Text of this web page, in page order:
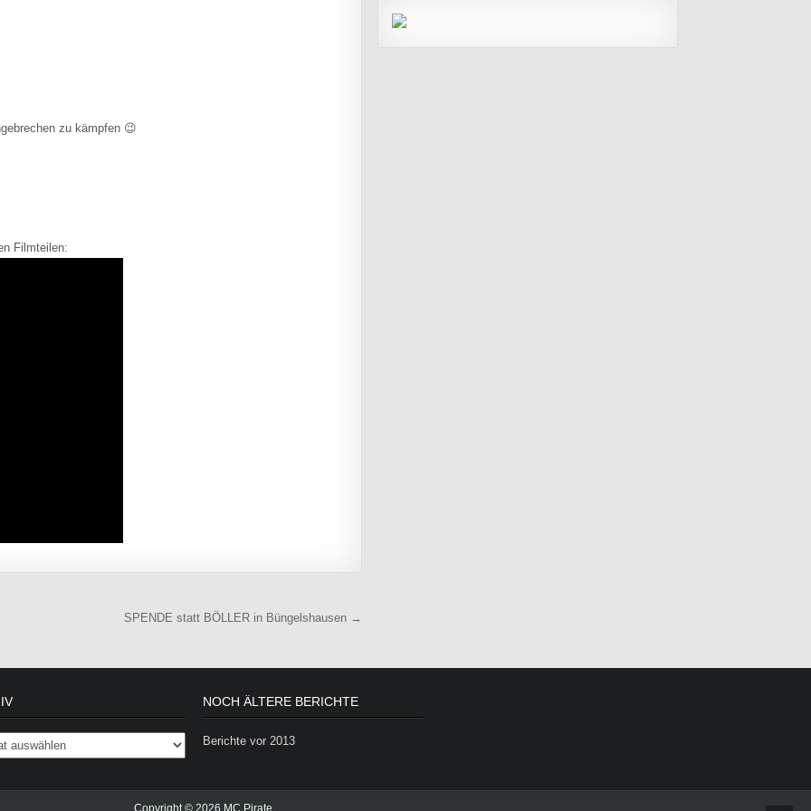
zu kämpfen 😉
Filmteilen:
SPENDE statt BÖLLER in Büngelshausen →
NOCH ÄLTERE BERICHTE
Berichte vor 2013
Copyright © 2026 MC Pirate